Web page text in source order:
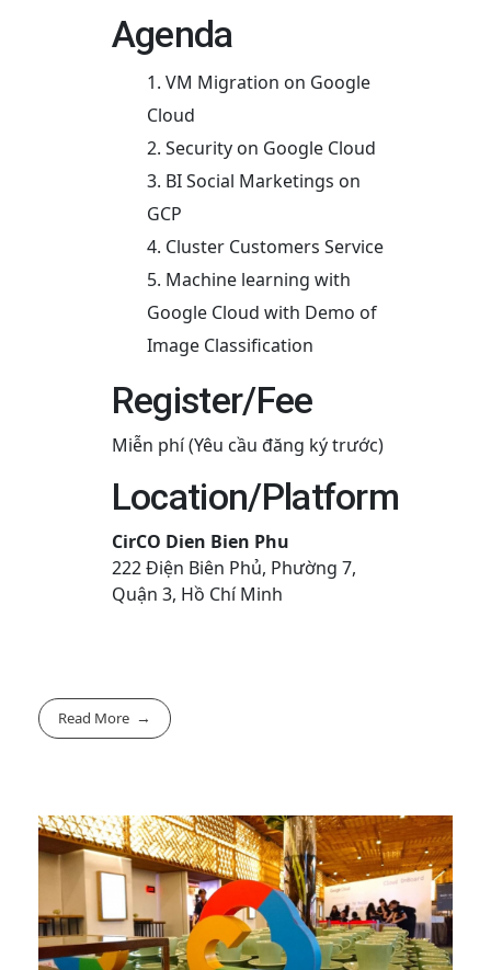
Agenda
VM Migration on Google
Cloud
Security on Google Cloud
BI Social Marketings on
GCP
Cluster Customers Service
Machine learning with
Google Cloud with Demo of
Image Classification
Register/Fee
Miễn phí (Yêu cầu đăng ký trước)
Location/Platform
CirCO Dien Bien Phu
222 Điện Biên Phủ, Phường 7,
Quận 3, Hồ Chí Minh
Read More